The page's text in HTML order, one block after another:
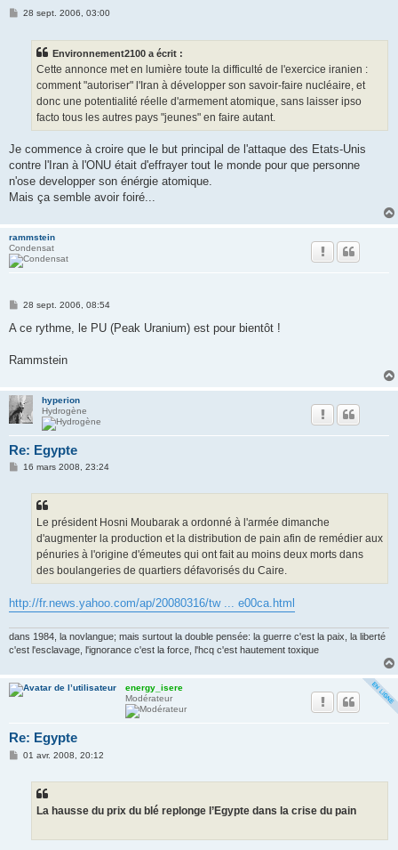
M28 sept. 2006, 03:00
Environnement2100 a écrit :
Cette annonce met en lumière toute la difficulté de l'exercice iranien :
comment "autoriser" l'Iran à développer son savoir-faire nucléaire, et
donc une potentialité réelle d'armement atomique, sans laisser ipso
facto tous les autres pays "jeunes" en faire autant.
Je commence à croire que le but principal de l'attaque des Etats-Unis
contre l'Iran à l'ONU était d'effrayer tout le monde pour que personne
n'ose developper son énérgie atomique.
Mais ça semble avoir foiré...
rammstein
Condensat
M
s
g
28 sept. 2006, 08:54
A ce rythme, le PU (Peak Uranium) est pour bientôt !
Rammstein
hyperion
Hydrogène
Re: Egypte
M16 mars 2008, 23:24
Le président Hosni Moubarak a ordonné à l'armée dimanche
d'augmenter la production et la distribution de pain afin de remédier aux
pénuries à l'origine d'émeutes qui ont fait au moins deux morts dans
des boulangeries de quartiers défavorisés du Caire.
http://fr.news.yahoo.com/ap/20080316/tw ... e00ca.html
dans 1984, la novlangue; mais surtout la double pensée: la guerre c'est la paix, la liberté
c'est l'esclavage, l'ignorance c'est la force, l'hcq c'est hautement toxique
energy_isere
Modérateur
Re: Egypte
M01 avr. 2008, 20:12
La hausse du prix du blé replonge l’Egypte dans la crise du pain